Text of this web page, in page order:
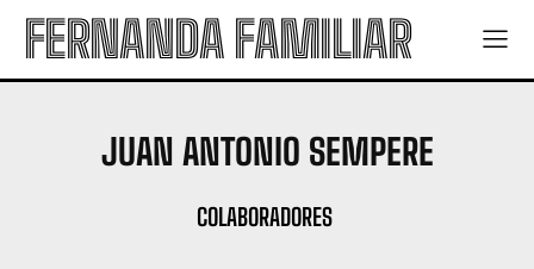
FERNANDA FAMILIAR
JUAN ANTONIO SEMPERE
COLABORADORES